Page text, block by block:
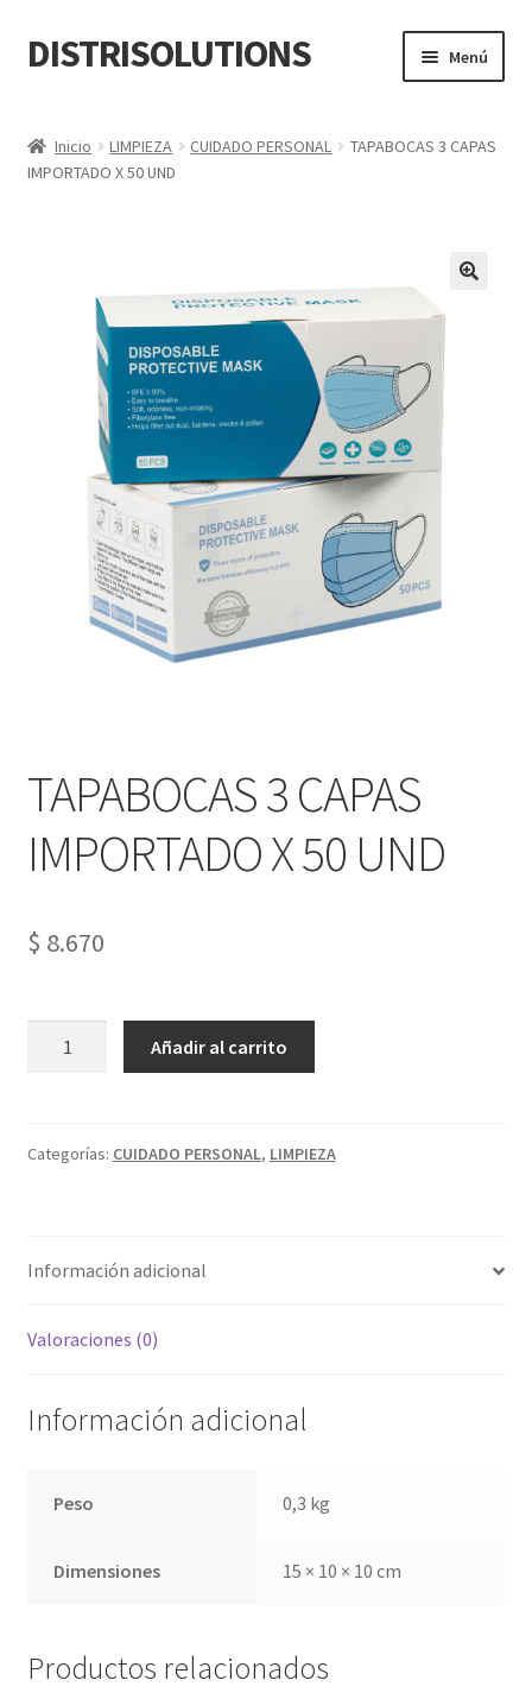
Ir
a
navegación
Ir
al
DISTRISOLUTIONS Menú
Cart
Cotizar Productos
En Construcción
My account
Quiénes Somos
Inicio LIMPIEZA CUIDADO PERSONAL
TAPABOCAS 3 CAPAS
IMPORTADO X 50 UND
TAPABOCAS 3 CAPAS
IMPORTADO X 50 UND
$ 8.670
X
Añadir al carrito
Categorías: CUIDADO PERSONAL, LIMPIEZA
Información adicional
Valoraciones (0)
Información adicional
Peso 0,3 kg
Dimensiones 15 × 10 × 10 cm
Productos relacionados